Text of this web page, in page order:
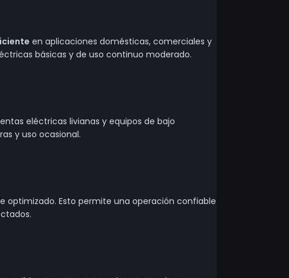
en aplicaciones domésticas, comerciales y
básicas y de uso continuo moderado.
eléctricas livianas y equipos de bajo
y uso ocasional.
Esto permite una operación confiable